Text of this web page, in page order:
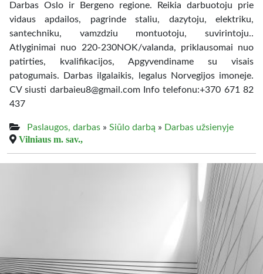
Darbas Oslo ir Bergeno regione. Reikia darbuotoju prie
vidaus apdailos, pagrinde staliu, dazytoju, elektriku,
santechniku, vamzdziu montuotoju, suvirintoju..
Atlyginimai nuo 220-230NOK/valanda, priklausomai nuo
patirties, kvalifikacijos, Apgyvendiname su visais
patogumais. Darbas ilgalaikis, legalus Norvegijos imoneje.
CV siusti darbaieu8@gmail.com Info telefonu:+370 671 82
437
Paslaugos, darbas » Siūlo darbą » Darbas užsienyje
Vilniaus m. sav.,